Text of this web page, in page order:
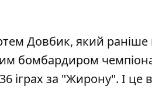
Довбик, який раніше
бомбардиром
іграх за "Жирону". І це